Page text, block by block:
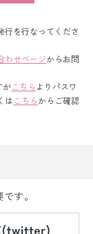
行を行なってくださ
わせページからお問
がこちら よりパスワ
は こちらからご確認
す。